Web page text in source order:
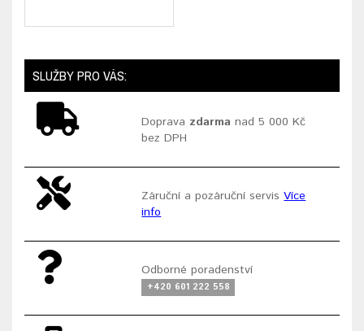
SLUŽBY PRO VÁS:
Doprava zdarma nad 5 000 Kč
bez DPH
Záruční a pozáruční servisVíce
info
Odborné poradenství
+420 601 222 558